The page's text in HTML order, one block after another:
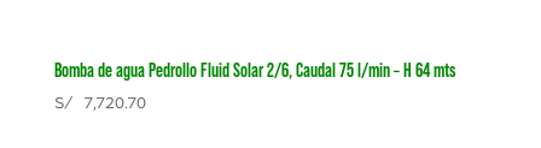
Bomba de agua Pedrollo Fluid Solar 2/6, Caudal 75 l/min – H 64 mts
S/7,720.70